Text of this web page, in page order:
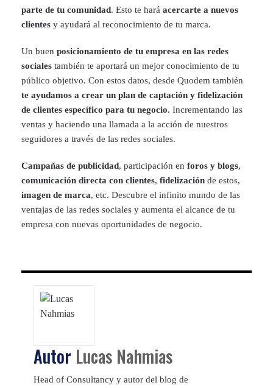
parte de tu comunidad. Esto te hará acercarte a nuevos
clientes y ayudará al reconocimiento de tu marca.
Un buen posicionamiento de tu empresa en las redes
sociales también te aportará un mejor conocimiento de tu
público objetivo. Con estos datos, desde Quodem también
te ayudamos a crear un plan de captación y fidelización
de clientes específico para tu negocio. Incrementando las
ventas y haciendo una llamada a la acción de nuestros
seguidores a través de las redes sociales.
Campañas de publicidad, participación en foros y blogs,
comunicación directa con clientes, fidelización de estos,
imagen de marca, etc. Descubre el infinito mundo de las
ventajas de las redes sociales y aumenta el alcance de tu
empresa con nuevas oportunidades de negocio.
Autor Lucas Nahmias
Head of Consultancy y autor del blog de